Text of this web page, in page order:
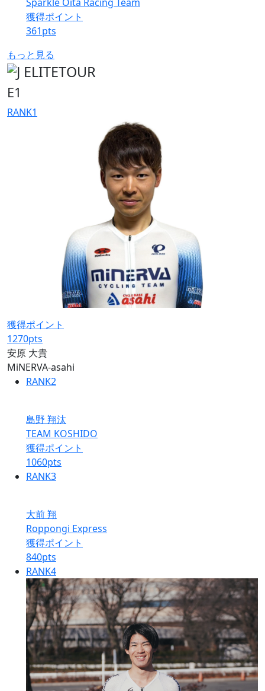
獲得ポイント
361pts
もっと見る
E1
RANK1
獲得ポイント
1270pts
安原 大貴
MiNERVA-asahi
RANK2
島野 翔汰
TEAM KOSHIDO
獲得ポイント
1060pts
RANK3
大前 翔
Roppongi Express
獲得ポイント
840pts
RANK4